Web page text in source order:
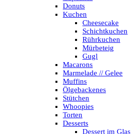
Donuts
Kuchen
Cheesecake
Schichtkuchen
Rührkuchen
Mürbeteig
Gugl
Macarons
Marmelade // Gelee
Muffins
Ölgebackenes
Stütchen
Whoopies
Torten
Desserts
Dessert im Glas